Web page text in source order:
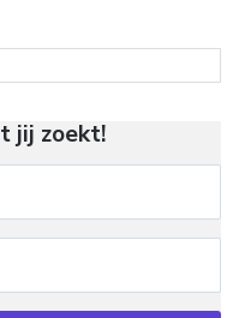
jij zoekt!